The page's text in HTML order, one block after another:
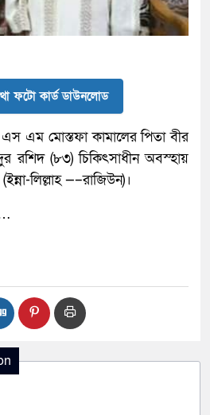
ফটো কার্ড ডাউনলোড
এস এম মোস্তফা কামালের পিতা বীর
রশিদ (৮৩) চিকিৎসাধীন অবস্হায়
লিল্লাহ —–রাজিউন)।